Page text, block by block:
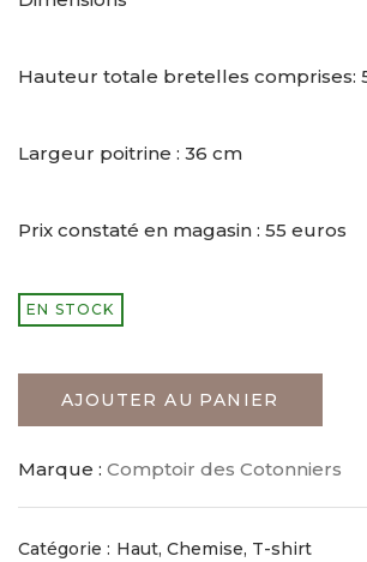
Hauteur totale bretelles comprises:
Largeur poitrine : 36 cm
Prix constaté en magasin : 55 euros
EN STOCK
AJOUTER AU PANIER
Marque : Comptoir des Cotonniers
Catégorie : Haut, Chemise, T-shirt